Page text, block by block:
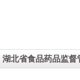
湖北省食品药品监督